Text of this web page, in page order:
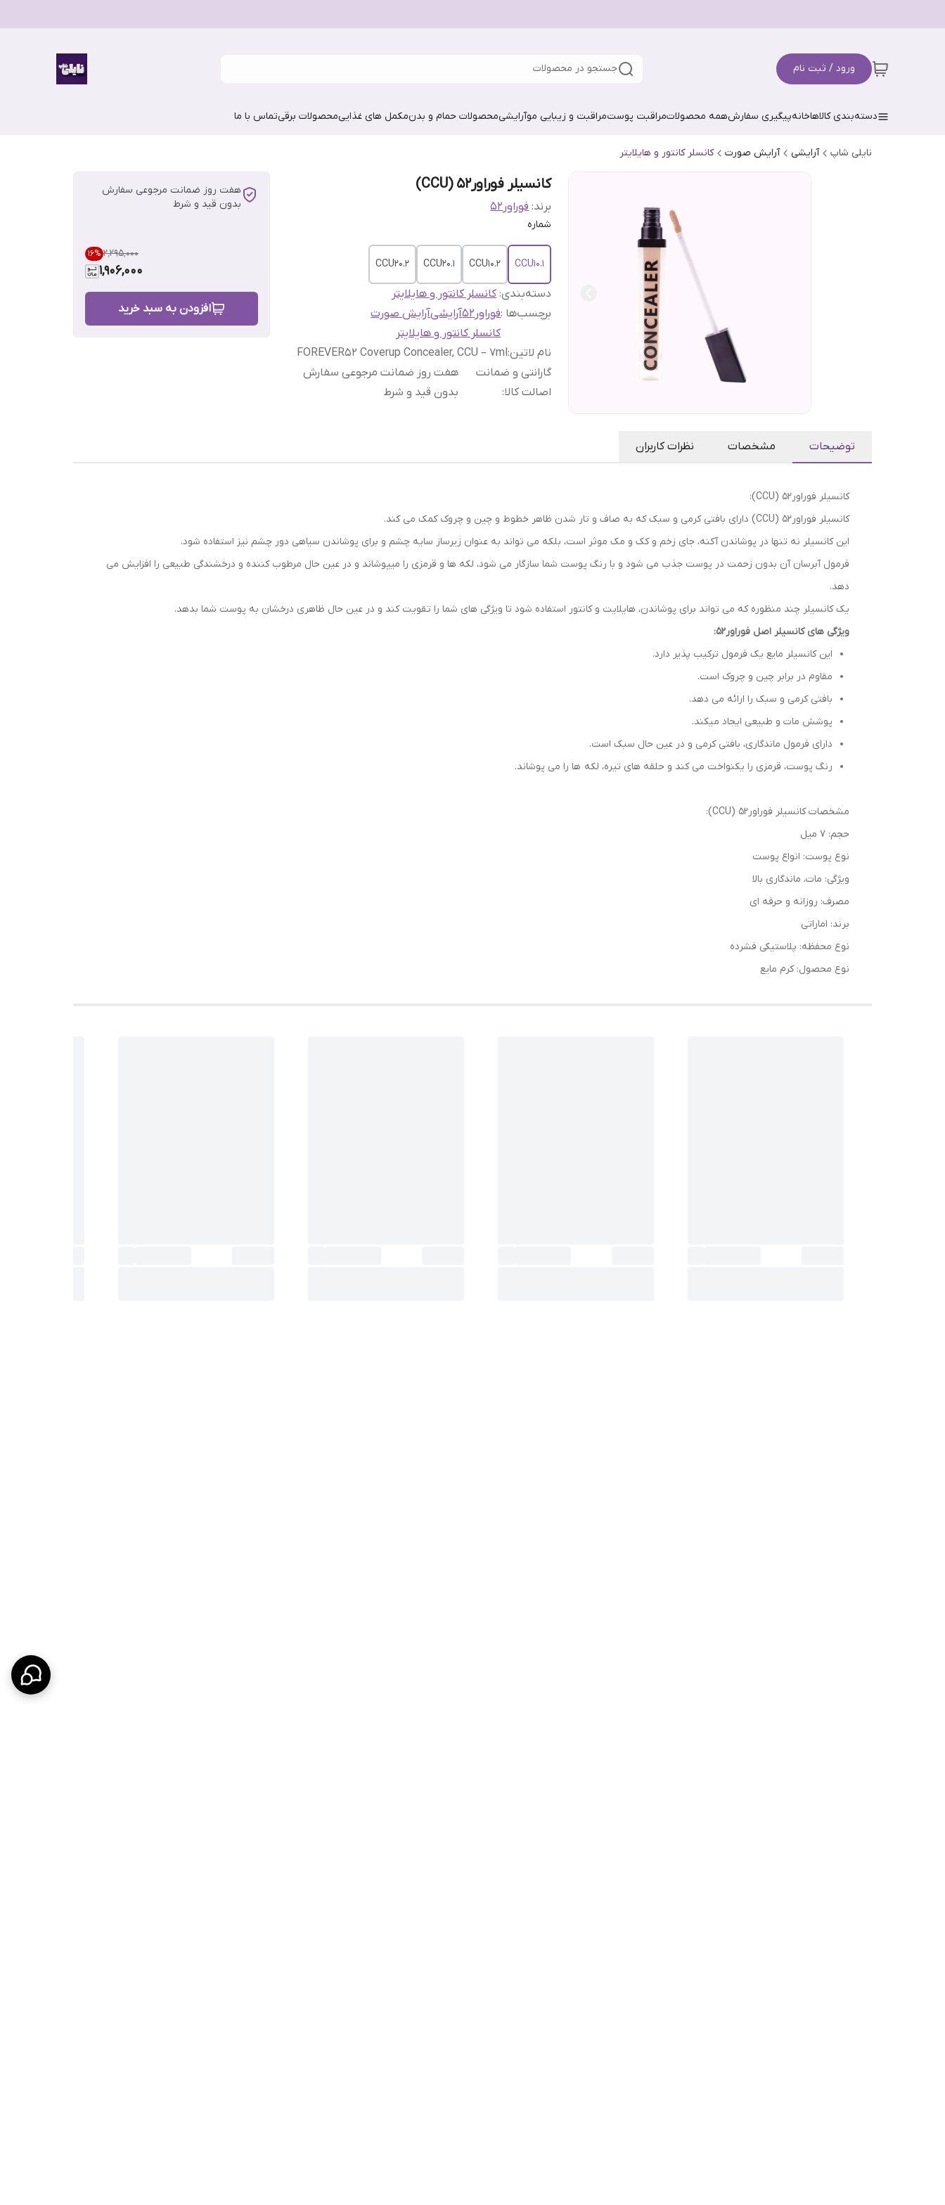
ورود / ثبت نام جستجو در محصولات
دسته‌بندی کالاهاخانهپیگیری سفارشهمه محصولاتمراقبت پوستمراقبت و زیبایی موآرایشیمحصولات حمام و بدنمکمل های غذاییمحصولات برقیتماس با ما
نایلی شاپ آرایشی آرایش صورت کانسلر کانتور و هایلایتر
کانسیلر فوراور52 (CCU)
برند: فوراور52
شماره
CCU10.1
CCU10.2
CCU20.1
CCU20.2
دسته‌بندی:کانسلر کانتور و هایلایتر
برچسب‌ها :فوراور52 آرایشیآرایش صورت
کانسلر کانتور و هایلایتر
نام لاتین:
FOREVER52 Coverup Concealer, CCU – 7ml
گارانتی و ضمانت
اصالت کالا:
هفت روز ضمانت مرجوعی سفارش
بدون قید و شرط
هفت روز ضمانت مرجوعی سفارش
بدون قید و شرط
۲٬۲۹۵٬۰۰۰ 16%
1,906,000
افزودن به سبد خرید
توضیحات مشخصات نظرات کاربران
کانسیلر فوراور52 (CCU):
کانسیلر فوراور52 (CCU) دارای بافتی کرمی و سبک که به صاف و تار شدن ظاهر خطوط و چین و چروک کمک می کند.
این کانسیلر نه تنها در پوشاندن آکنه، جای زخم و کک و مک موثر است، بلکه می تواند به عنوان زیرساز سایه چشم و برای پوشاندن سیاهی دور چشم نیز استفاده شود.
فرمول آبرسان آن بدون زحمت در پوست جذب می شود و با رنگ پوست شما سازگار می شود، لکه ها و قرمزی را میپوشاند و در عین حال مرطوب کننده و درخشندگی طبیعی را افزایش می
دهد.
یک کانسیلر چند منظوره که می تواند برای پوشاندن، هایلایت و کانتور استفاده شود تا ویژگی های شما را تقویت کند و در عین حال ظاهری درخشان به پوست شما بدهد.
ویژگی های کانسیلر اصل فوراور52:
این کانسیلر مایع یک فرمول ترکیب پذیر دارد.
مقاوم در برابر چین و چروک است.
بافتی کرمی و سبک را ارائه می دهد.
پوشش مات و طبیعی ایجاد میکند.
دارای فرمول ماندگاری، بافتی کرمی و در عین حال سبک است.
رنگ پوست، قرمزی را یکنواخت می کند و حلقه های تیره، لکه ها را می پوشاند.
مشخصات کانسیلر فوراور52 (CCU):
حجم: 7 میل
نوع پوست: انواع پوست
ویژگی: مات، ماندگاری بالا
مصرف: روزانه و حرفه ای
برند: اماراتی
نوع محفظه: پلاستیکی فشرده
نوع محصول: کرم مایع